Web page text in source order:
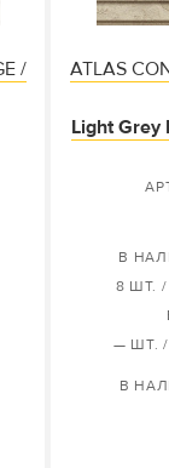
/
ATLAS
Light Grey
В
8 ШТ.
— ШТ.
В